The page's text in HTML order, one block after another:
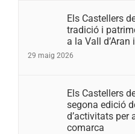
Els Castellers
tradició i
a la Vall
29 maig 2026
Els Castellers
segona edició
d’activitats per
comarca